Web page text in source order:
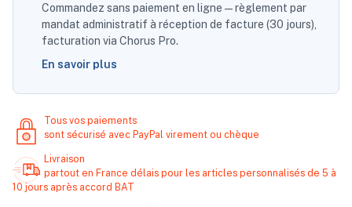
Commandez sans paiement en ligne — règlement par
mandat administratif à réception de facture (30 jours),
facturation via Chorus Pro.
En savoir plus
Tous vos paiements
sont sécurisé avec PayPal virement ou chèque
Livraison
partout en France délais pour les articles personnalisés de 5 à
10 jours après accord BAT